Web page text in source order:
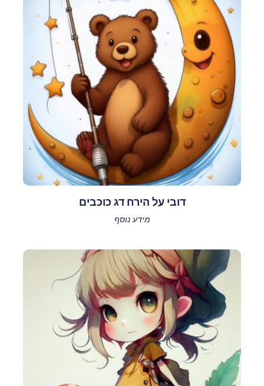
דובי על הירח דג כוכבים
מידע נוסף